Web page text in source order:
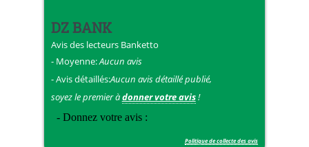
DZ BANK
Avis des lecteurs Banketto
- Moyenne:Aucun avis
- Avis détaillés:Aucun avis détaillé publié,
soyez le premier àdonner votre avis!
Politique de collecte des avis